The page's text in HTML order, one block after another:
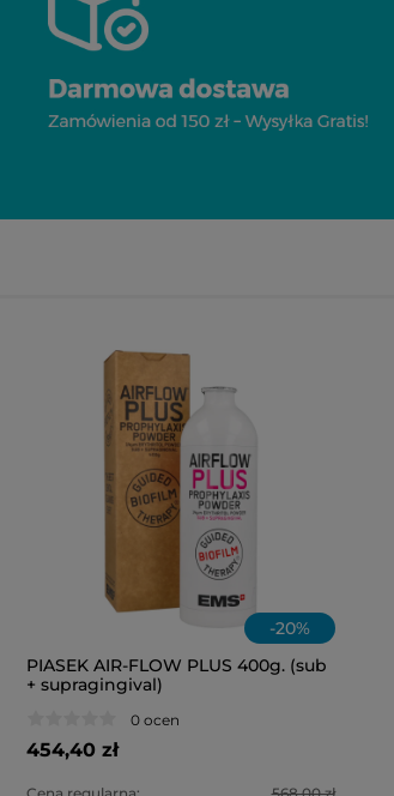
-20%
PIASEK AIR-FLOW PLUS 400g. (sub
+ supragingival)
0 ocen
454,40 zł